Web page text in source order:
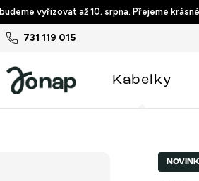
vyřizovat až 10. srpna. Přejeme
731 119 015Podmínky ochrany osobních
Kabelky